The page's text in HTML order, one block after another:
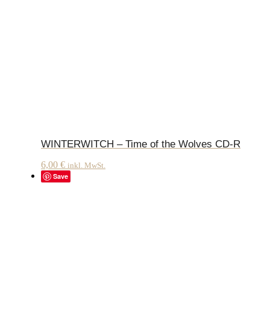
WINTERWITCH – Time of the Wolves CD-R
6,00 € inkl. MwSt.
Save